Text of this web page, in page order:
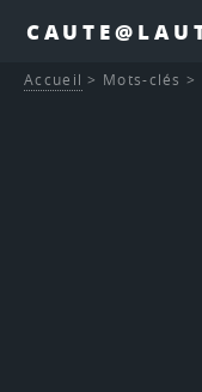
Accueil > Mots-clés >